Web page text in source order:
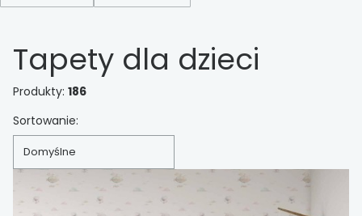
Tapety dla dzieci
Produkty: 186
Lista produktów
Sortowanie:
Domyślne